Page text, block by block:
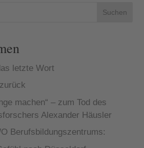
Suchen
letzte Wort
machen“ – zum Tod des
Alexander Häusler
Berufsbildungszentrums: